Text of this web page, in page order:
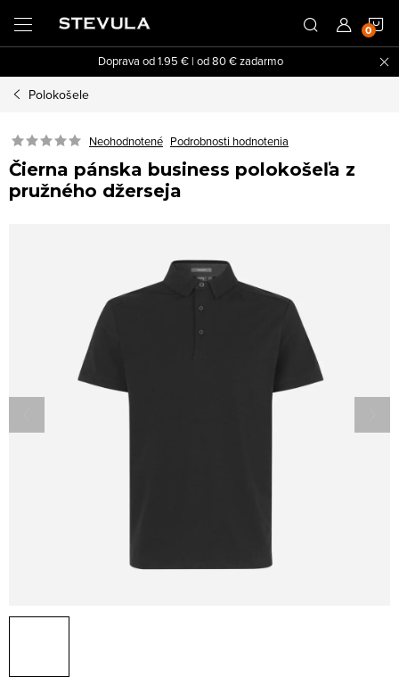
obsah
Doprava od 1.95 € | od 80 € zadarmo
Polokošele
Neohodnotené Podrobnosti hodnotenia
Čierna pánska business polokošeľa z
pružného džerseja